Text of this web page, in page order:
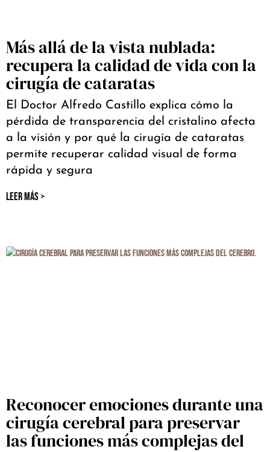
Más allá de la vista nublada:
recupera la calidad de vida con la
cirugía de cataratas
El Doctor Alfredo Castillo explica cómo la
pérdida de transparencia del cristalino afecta
a la visión y por qué la cirugía de cataratas
permite recuperar calidad visual de forma
rápida y segura
LEER MÁS >
Reconocer emociones durante una
cirugía cerebral para preservar
las funciones más complejas del